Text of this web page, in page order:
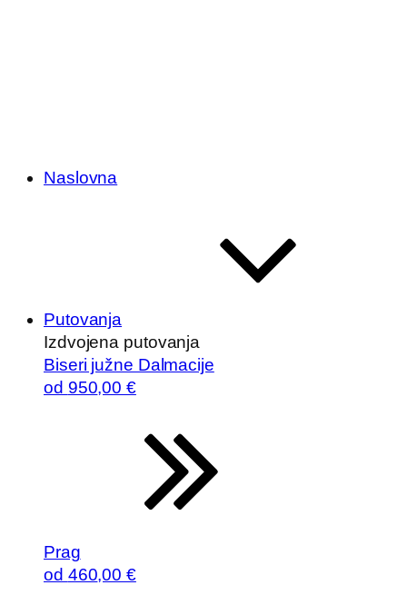
Naslovna
Putovanja
Izdvojena putovanja
Biseri južne Dalmacije
od 950,00 €
Prag
od 460,00 €